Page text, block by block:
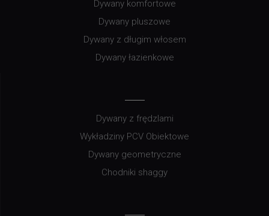
Dywany komfortowe
Dywany pluszowe
Dywany z długim włosem
Dywany łazienkowe
Dywany z frędzlami
Wykładziny PCV Obiektowe
Dywany geometryczne
Chodniki shaggy